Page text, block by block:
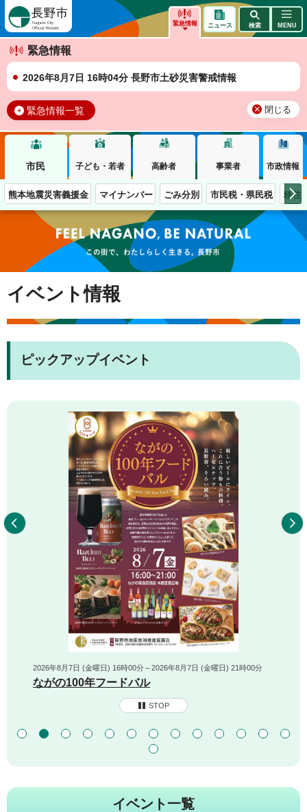
緊急情報
緊急情報
2026年8月7日 16時04分 長野市土砂災害警戒情報
緊急情報一覧 閉じる
ニュース 検索 MENU
市民 子ども・若者 高齢者 事業者 市政情報
熊本地震災害義援金 マイナンバー ごみ分別 市民税・県民税 移住
この街で、わたしらしく生きる。長野市
イベント情報
ピックアップイベント
2026年8月7日 (金曜日) 16時00分～2026年8月7日 (金曜日) 21時00分
ながの100年フードバル
STOP
イベント一覧